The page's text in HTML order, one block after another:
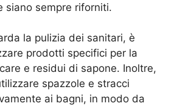
siano sempre riforniti.
la pulizia dei sanitari, è
prodotti specifici per la
e residui di sapone. Inoltre,
spazzole e stracci
ai bagni, in modo da